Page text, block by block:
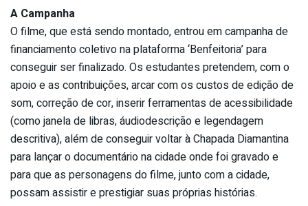
A Campanha
O filme, que está sendo montado, entrou em campanha de
financiamento coletivo na plataforma ‘Benfeitoria’ para
conseguir ser finalizado. Os estudantes pretendem, com o
apoio e as contribuições, arcar com os custos de edição de
som, correção de cor, inserir ferramentas de acessibilidade
(como janela de libras, áudiodescrição e legendagem
descritiva), além de conseguir voltar à Chapada Diamantina
para lançar o documentário na cidade onde foi gravado e
para que as personagens do filme, junto com a cidade,
possam assistir e prestigiar suas próprias histórias.